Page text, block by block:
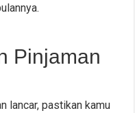
Pinjaman
lancar, pastikan kamu